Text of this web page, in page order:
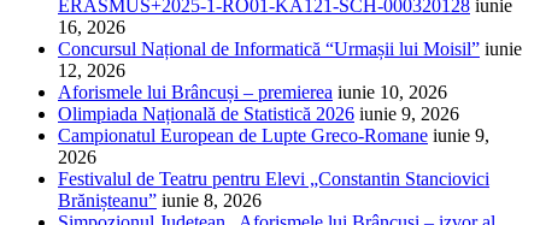
ERASMUS+2025-1-RO01-KA121-SCH-000320128 iunie
16, 2026
Concursul Național de Informatică “Urmașii lui Moisil” iunie
12, 2026
Aforismele lui Brâncuși – premierea iunie 10, 2026
Olimpiada Națională de Statistică 2026 iunie 9, 2026
Campionatul European de Lupte Greco-Romane iunie 9,
2026
Festivalul de Teatru pentru Elevi „Constantin Stanciovici
Brănișteanu” iunie 8, 2026